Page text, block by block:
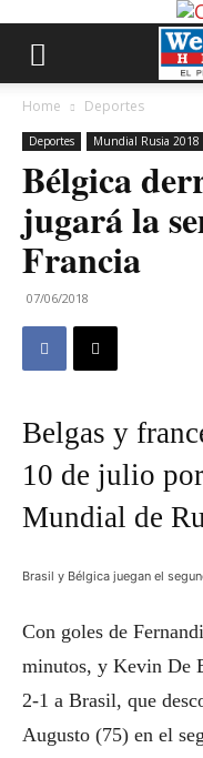
Home Deportes
Deportes Mundial Rusia 2018
Bélgica
jugará la
Francia
07/06/2018
Belgas y
10 de julio
Mundial de
Brasil y Bélgica juegan el
Con goles de
minutos, y Kevin De
2-1 a Brasil, que
Augusto (75) en el